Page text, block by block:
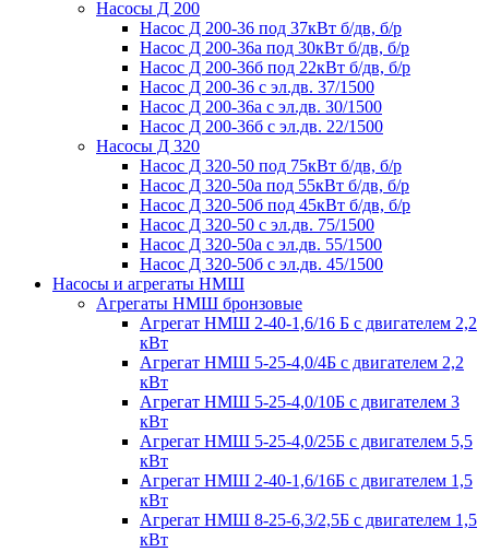
Насосы Д 200
Насос Д 200-36 под 37кВт б/дв, б/р
Насос Д 200-36а под 30кВт б/дв, б/р
Насос Д 200-36б под 22кВт б/дв, б/р
Насос Д 200-36 с эл.дв. 37/1500
Насос Д 200-36а с эл.дв. 30/1500
Насос Д 200-36б с эл.дв. 22/1500
Насосы Д 320
Насос Д 320-50 под 75кВт б/дв, б/р
Насос Д 320-50а под 55кВт б/дв, б/р
Насос Д 320-50б под 45кВт б/дв, б/р
Насос Д 320-50 с эл.дв. 75/1500
Насос Д 320-50а с эл.дв. 55/1500
Насос Д 320-50б с эл.дв. 45/1500
Насосы и агрегаты НМШ
Агрегаты НМШ бронзовые
Агрегат НМШ 2-40-1,6/16 Б с двигателем 2,2
кВт
Агрегат НМШ 5-25-4,0/4Б с двигателем 2,2
кВт
Агрегат НМШ 5-25-4,0/10Б с двигателем 3
кВт
Агрегат НМШ 5-25-4,0/25Б с двигателем 5,5
кВт
Агрегат НМШ 2-40-1,6/16Б с двигателем 1,5
кВт
Агрегат НМШ 8-25-6,3/2,5Б с двигателем 1,5
кВт